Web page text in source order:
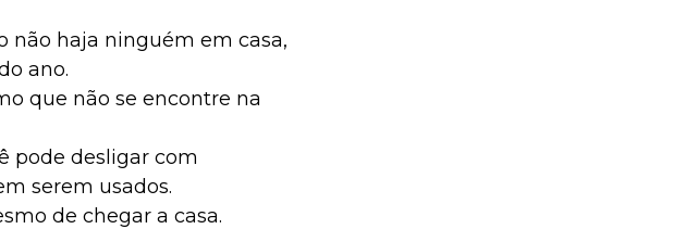
não haja ninguém em casa,
ano.
que não se encontre na
pode desligar com
serem usados.
de chegar a casa.